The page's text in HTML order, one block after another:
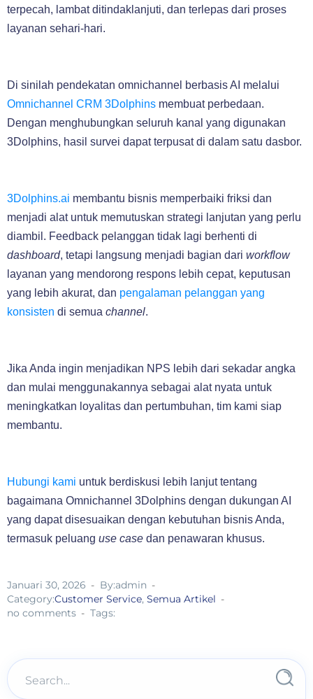
terpecah, lambat ditindaklanjuti, dan terlepas dari proses
layanan sehari-hari.
Di sinilah pendekatan omnichannel berbasis AI melalui
Omnichannel CRM 3Dolphins membuat perbedaan.
Dengan menghubungkan seluruh kanal yang digunakan
3Dolphins, hasil survei dapat terpusat di dalam satu dasbor.
3Dolphins.ai membantu bisnis memperbaiki friksi dan
menjadi alat untuk memutuskan strategi lanjutan yang perlu
diambil. Feedback pelanggan tidak lagi berhenti di
dashboard, tetapi langsung menjadi bagian dari workflow
layanan yang mendorong respons lebih cepat, keputusan
yang lebih akurat, dan pengalaman pelanggan yang
konsisten di semua channel.
Jika Anda ingin menjadikan NPS lebih dari sekadar angka
dan mulai menggunakannya sebagai alat nyata untuk
meningkatkan loyalitas dan pertumbuhan, tim kami siap
membantu.
Hubungi kami untuk berdiskusi lebih lanjut tentang
bagaimana Omnichannel 3Dolphins dengan dukungan AI
yang dapat disesuaikan dengan kebutuhan bisnis Anda,
termasuk peluang use case dan penawaran khusus.
Januari 30, 2026
By:admin
Category:Customer Service, Semua Artikel
no comments
Tags: